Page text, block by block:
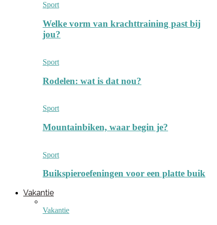
Sport
Welke vorm van krachttraining past bij
jou?
Sport
Rodelen: wat is dat nou?
Sport
Mountainbiken, waar begin je?
Sport
Buikspieroefeningen voor een platte buik
Vakantie
Vakantie